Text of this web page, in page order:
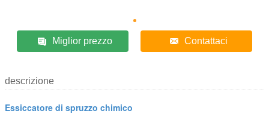
Miglior prezzo Contattaci
descrizione
Essiccatore di spruzzo chimico